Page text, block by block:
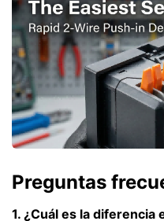
Preguntas
1. ¿Cuál es la